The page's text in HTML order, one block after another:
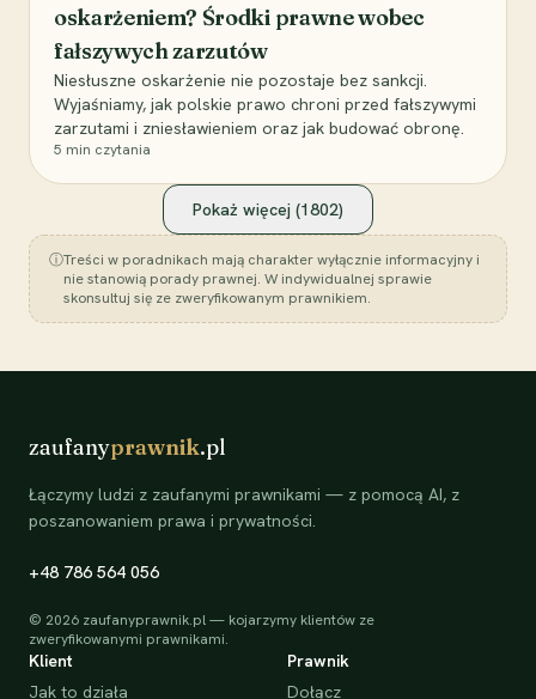
oskarżeniem? Środki prawne wobec
fałszywych zarzutów
Niesłuszne oskarżenie nie pozostaje bez sankcji.
Wyjaśniamy, jak polskie prawo chroni przed fałszywymi
zarzutami i zniesławieniem oraz jak budować obronę.
5 min czytania
Pokaż więcej (1802)
ⓘTreści w poradnikach mają charakter wyłącznie informacyjny i
nie stanowią porady prawnej. W indywidualnej sprawie
skonsultuj się ze zweryfikowanym prawnikiem.
zaufanyprawnik.pl
Łączymy ludzi z zaufanymi prawnikami — z pomocą AI, z
poszanowaniem prawa i prywatności.
+48 786 564 056
© 2026 zaufanyprawnik.pl — kojarzymy klientów ze
zweryfikowanymi prawnikami.
Klient
Jak to działa
Prawnik
Dołącz